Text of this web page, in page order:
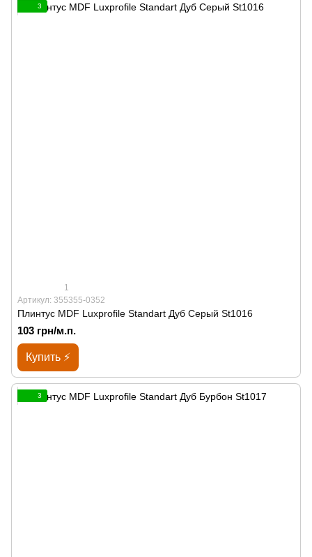
3
1
Артикул: 355355-0352
Плинтус MDF Luxprofile Standart Дуб Серый St1016
103 грн/м.п.
Купить ⚡
3